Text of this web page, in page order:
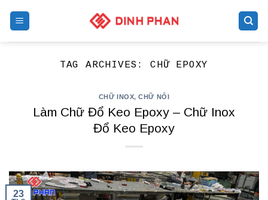
TAG ARCHIVES: CHỮ EPOXY
CHỮ INOX,CHỮ NỔI
Làm Chữ Đổ Keo Epoxy – Chữ Inox
Đổ Keo Epoxy
23